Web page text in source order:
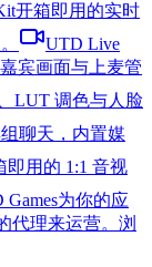
开箱即用的实时
UTD Live
宾画面与上麦管
LUT 调色与人脸
聊天，内置媒
即用的 1:1 音视
Games为你的应
理来运营。 浏